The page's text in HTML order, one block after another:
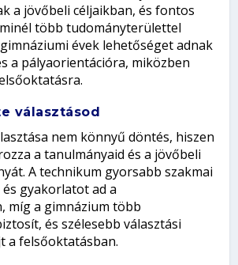
a jövőbeli céljaikban, és fontos
több tudományterülettel
évek lehetőséget adnak
a pályaorientációra, miközben
választásod
nem könnyű döntés, hiszen
a tanulmányaid és a jövőbeli
A technikum gyorsabb szakmai
gyakorlatot ad a
míg a gimnázium több
és szélesebb választási
a felsőoktatásban.